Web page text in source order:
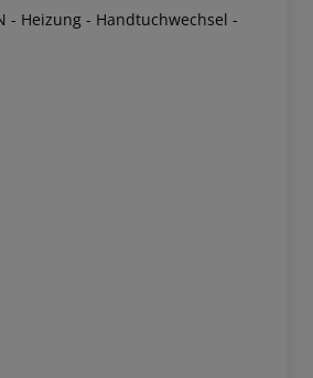
- Heizung - Handtuchwechsel -